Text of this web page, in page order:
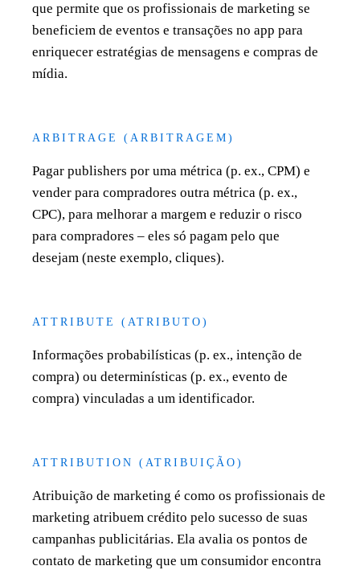
que permite que os profissionais de marketing se
beneficiem de eventos e transações no app para
enriquecer estratégias de mensagens e compras de
mídia.
ARBITRAGE (ARBITRAGEM)
Pagar publishers por uma métrica (p. ex., CPM) e
vender para compradores outra métrica (p. ex.,
CPC), para melhorar a margem e reduzir o risco
para compradores – eles só pagam pelo que
desejam (neste exemplo, cliques).
ATTRIBUTE (ATRIBUTO)
Informações probabilísticas (p. ex., intenção de
compra) ou determinísticas (p. ex., evento de
compra) vinculadas a um identificador.
ATTRIBUTION (ATRIBUIÇÃO)
Atribuição de marketing é como os profissionais de
marketing atribuem crédito pelo sucesso de suas
campanhas publicitárias. Ela avalia os pontos de
contato de marketing que um consumidor encontra